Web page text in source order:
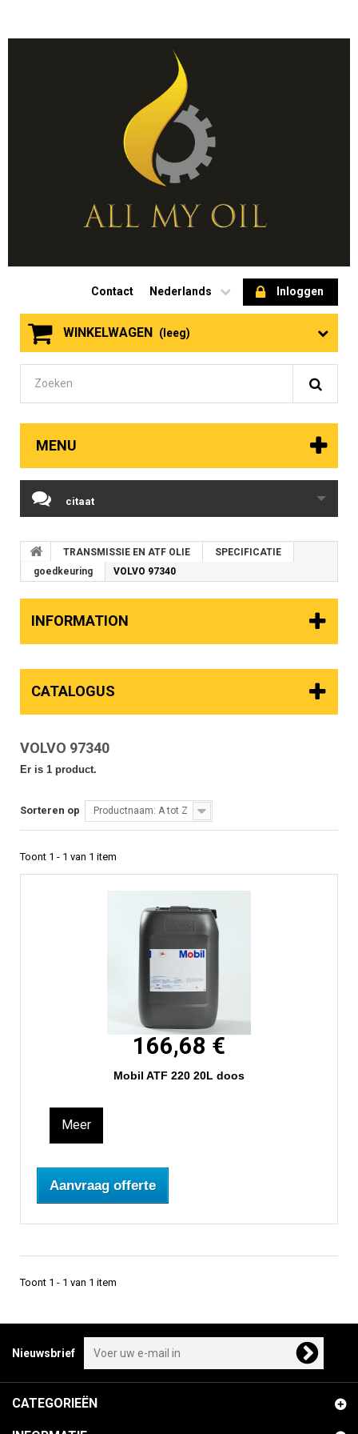
Inloggen
Nederlands
Contact
WINKELWAGEN (leeg)
MENU
citaat
TRANSMISSIE EN ATF OLIE
SPECIFICATIE
goedkeuring
VOLVO 97340
INFORMATION
CATALOGUS
VOLVO 97340
Er is 1 product.
Sorteren op Productnaam: A tot Z
Toont 1 - 1 van 1 item
166,68 €
Mobil ATF 220 20L doos
Meer
Aanvraag offerte
Toont 1 - 1 van 1 item
Nieuwsbrief
CATEGORIEËN